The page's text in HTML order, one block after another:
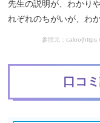
先生の説明が、わかり
れぞれのちがいが、わ
参照元：
口コ